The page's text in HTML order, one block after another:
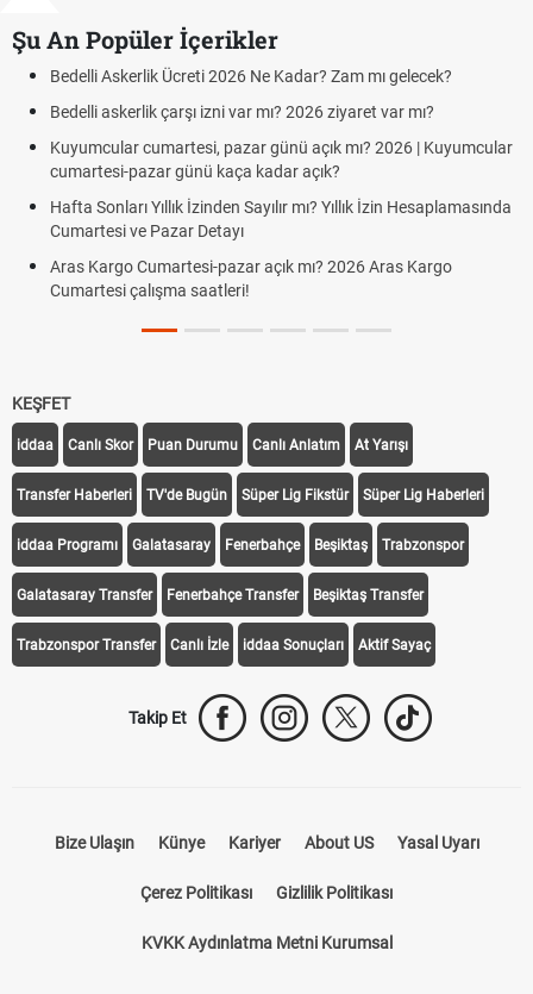
Şu An Popüler İçerikler
Ücreti 2026 Ne Kadar? Zam mı gelecek?
çarşı izni var mı? 2026 ziyaret var mı?
pazar günü açık mı? 2026 | Kuyumcular
günü kaça kadar açık?
Yıllık İzinden Sayılır mı? Yıllık İzin Hesaplamasında
Pazar Detayı
pazar açık mı? 2026 Aras Kargo
saatleri!
Hazırlık Maçı
Süper Lig Kaç
Türkiye'de
Uygulanıyor?
KEŞFET
iddaa Canlı Skor Puan Durumu Canlı Anlatım At Yarışı
Transfer Haberleri TV'de Bugün Süper Lig Fikstür Süper Lig Haberleri
iddaa Programı Galatasaray Fenerbahçe Beşiktaş Trabzonspor
Galatasaray Transfer Fenerbahçe Transfer Beşiktaş Transfer
Trabzonspor Transfer Canlı İzle iddaa Sonuçları Aktif Sayaç
Takip Et
Bize Ulaşın Künye Kariyer About US Yasal Uyarı
Çerez Politikası Gizlilik Politikası
KVKK Aydınlatma Metni Kurumsal